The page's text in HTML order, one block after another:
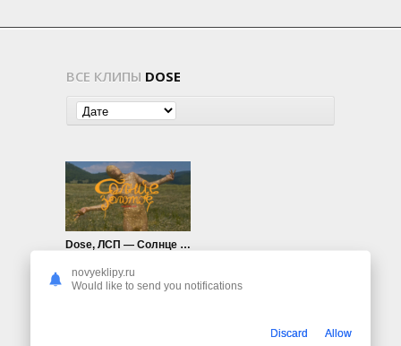
ВСЕ КЛИПЫ DOSE
Dose, ЛСП — Солнце золотое
novyeklipy.ru
Would like to send you notifications
Discard Allow